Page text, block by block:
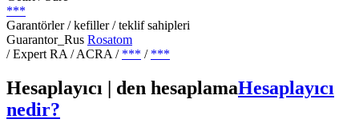
***
Garantörler / kefiller / teklif sahipleri
Guarantor_Rus Rosatom
/ Expert RA / ACRA / *** / ***
Hesaplayıcı | den hesaplamaHesaplayıcı
nedir?